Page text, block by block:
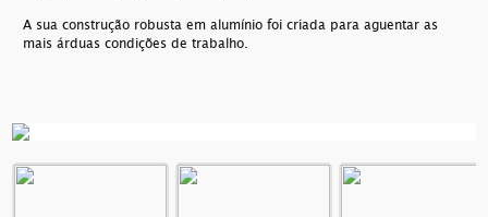
A sua construção robusta em alumínio foi criada para aguentar as
mais árduas condições de trabalho.